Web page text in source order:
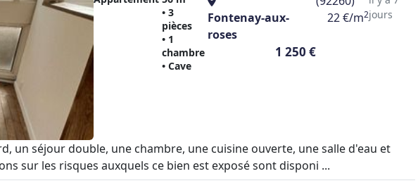
• 3
pièces
• 1
chambre
• Cave
Fontenay-aux-
roses
1 250 €
22 €/m2jours
un séjour double, une chambre, une cuisine ouverte, une salle d'eau et
sur les risques auxquels ce bien est exposé sont disponi ...